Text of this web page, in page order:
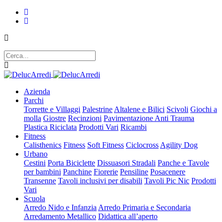
Azienda
Parchi
Torrette e Villaggi Palestrine Altalene e Bilici Scivoli Giochi a
molla Giostre Recinzioni Pavimentazione Anti Trauma
Plastica Riciclata Prodotti Vari Ricambi
Fitness
Calisthenics Fitness Soft Fitness Ciclocross Agility Dog
Urbano
Cestini Porta Biciclette Dissuasori Stradali Panche e Tavole
per bambini Panchine Fiorerie Pensiline Posacenere
Transenne Tavoli inclusivi per disabili Tavoli Pic Nic Prodotti
Vari
Scuola
Arredo Nido e Infanzia Arredo Primaria e Secondaria
Arredamento Metallico Didattica all’aperto